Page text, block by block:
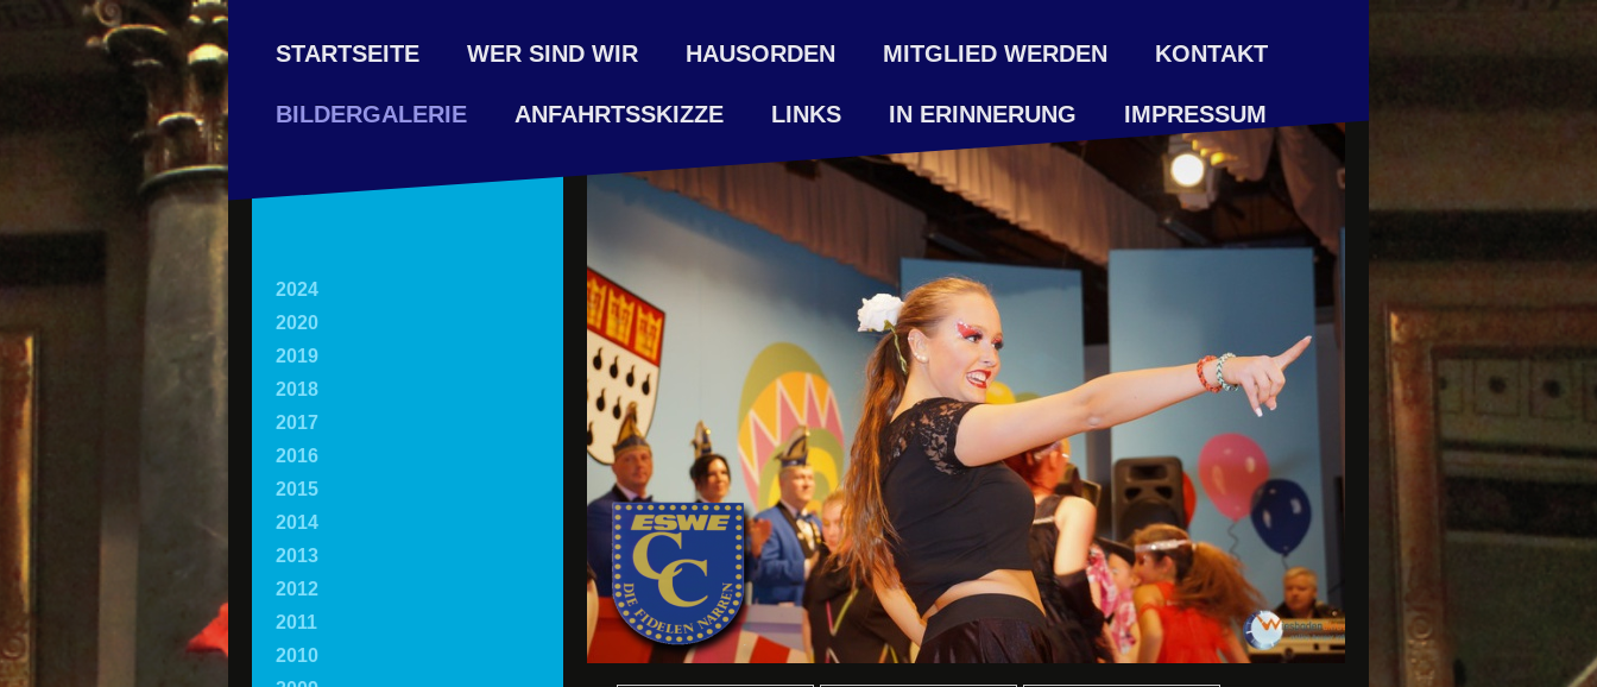
STARTSEITE WER SIND WIR HAUSORDEN MITGLIED WERDEN KONTAKT
BILDERGALERIE ANFAHRTSSKIZZE LINKS IN ERINNERUNG IMPRESSUM
2024
2020
2019
2018
2017
2016
2015
2014
2013
2012
2011
2010